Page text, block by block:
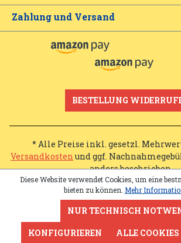
Zahlung und Versand
BESTELLUNG
* Alle Preise inkl. gesetzl.
Versandkosten und ggf.
anders beschrieben.
Diese Website verwendet Cookies, um eine
bieten zu können. Mehr
NUR TECHNISCH
KONFIGURIEREN
ALLE